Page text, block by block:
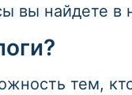
вы найдете в
тем,